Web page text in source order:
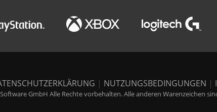
| NUTZUNGSBEDINGUNGEN |
GmbH Alle Rechte vorbehalten. Alle anderen Warenzeichen